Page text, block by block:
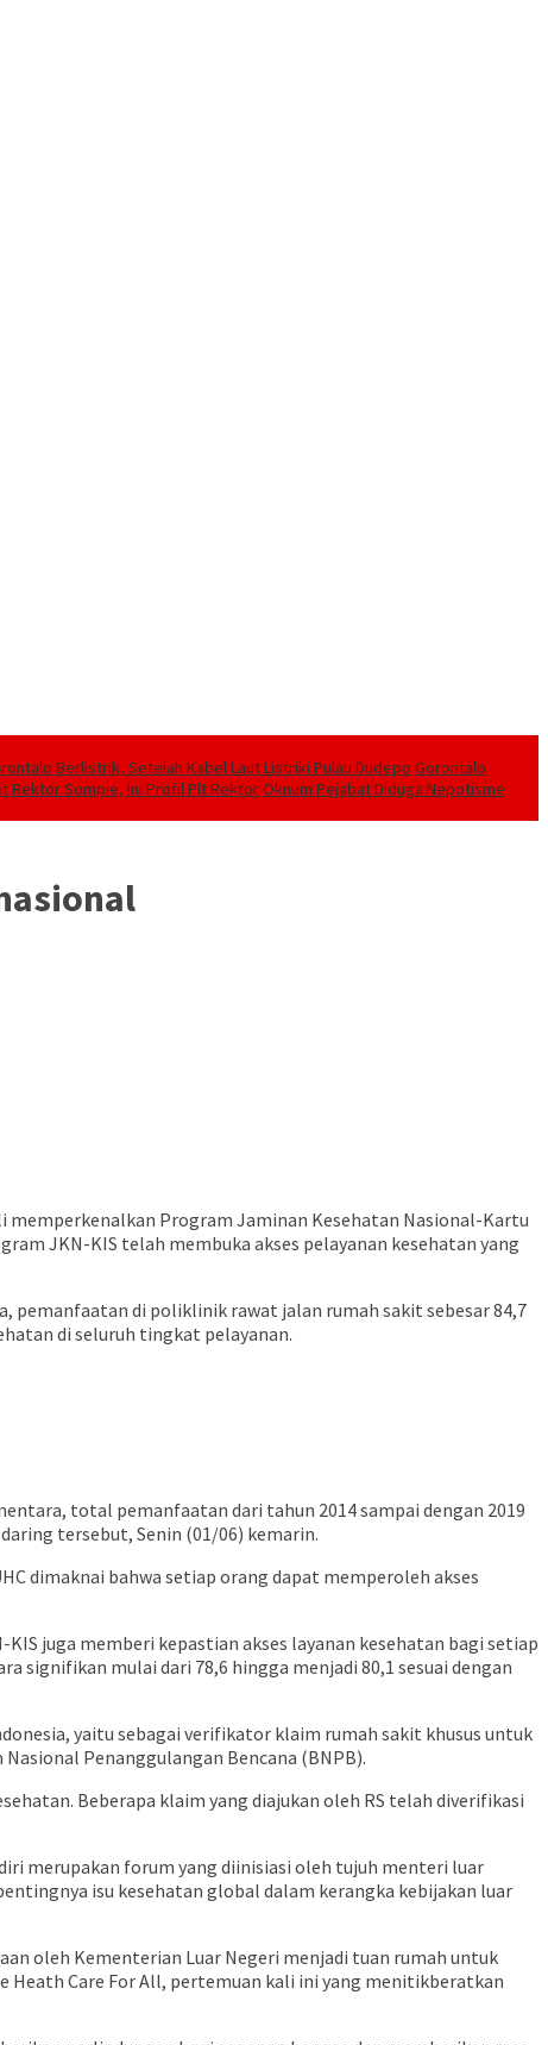
Berlistrik, Setelah Kabel Laut Listriki Pulau Dudepo Gorontalo
Rektor Sompie, Ini Profil Plt RektorOknum Pejabat Diduga Nepotisme
memperkenalkan Program Jaminan Kesehatan Nasional-Kartu
JKN-KIS telah membuka akses pelayanan kesehatan yang
pemanfaatan di poliklinik rawat jalan rumah sakit sebesar 84,7
di seluruh tingkat pelayanan.
total pemanfaatan dari tahun 2014 sampai dengan 2019
tersebut, Senin (01/06) kemarin.
dimaknai bahwa setiap orang dapat memperoleh akses
juga memberi kepastian akses layanan kesehatan bagi setiap
signifikan mulai dari 78,6 hingga menjadi 80,1 sesuai dengan
yaitu sebagai verifikator klaim rumah sakit khusus untuk
Penanggulangan Bencana (BNPB).
Beberapa klaim yang diajukan oleh RS telah diverifikasi
merupakan forum yang diinisiasi oleh tujuh menteri luar
isu kesehatan global dalam kerangka kebijakan luar
oleh Kementerian Luar Negeri menjadi tuan rumah untuk
Heath Care For All, pertemuan kali ini yang menitikberatkan